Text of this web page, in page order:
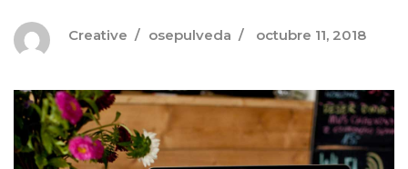
Creative osepulveda octubre 11, 2018